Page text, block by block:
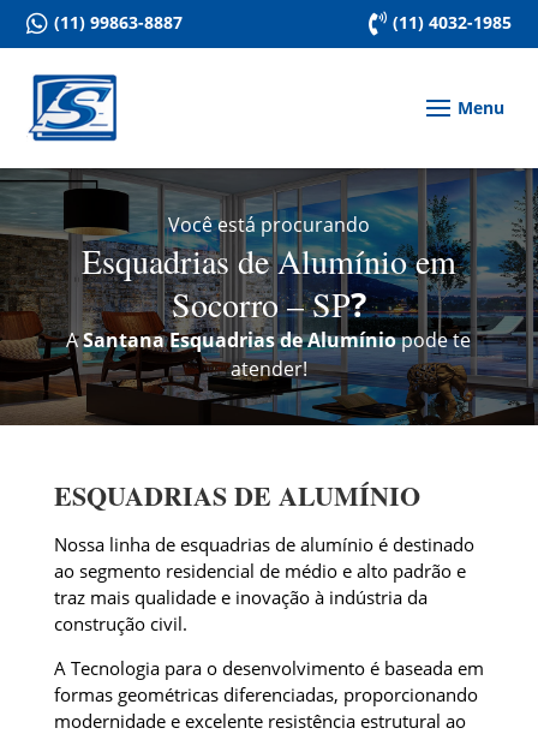
 (11) 99863-8887  (11) 4032-1985
Você está procurando
Esquadrias de Alumínio em
Socorro – SP?
ASantana Esquadrias de Alumíniopode te
atender!
ESQUADRIAS DE ALUMÍNIO
Nossa linha de esquadrias de alumínio é destinado
ao segmento residencial de médio e alto padrão e
traz mais qualidade e inovação à indústria da
construção civil.
A Tecnologia para o desenvolvimento é baseada em
formas geométricas diferenciadas, proporcionando
modernidade e excelente resistência estrutural ao